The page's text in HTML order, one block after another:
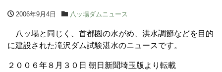
2006年9月4日 八ッ場ダムニュース
八ッ場と同じく、首都圏の水がめ、洪水調節などを目的
に建設された滝沢ダム試験湛水のニュースです。
２００６年８月３０日 朝日新聞埼玉版より転載